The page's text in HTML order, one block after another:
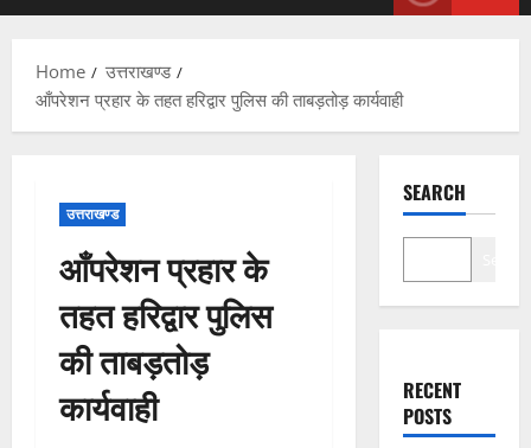
Home
उत्तराखण्ड
आँपरेशन प्रहार के तहत हरिद्वार पुलिस की ताबड़तोड़ कार्यवाही
उत्तराखण्ड
आँपरेशन प्रहार के
तहत हरिद्वार पुलिस
की ताबड़तोड़
कार्यवाही
SEARCH
RECENT
POSTS